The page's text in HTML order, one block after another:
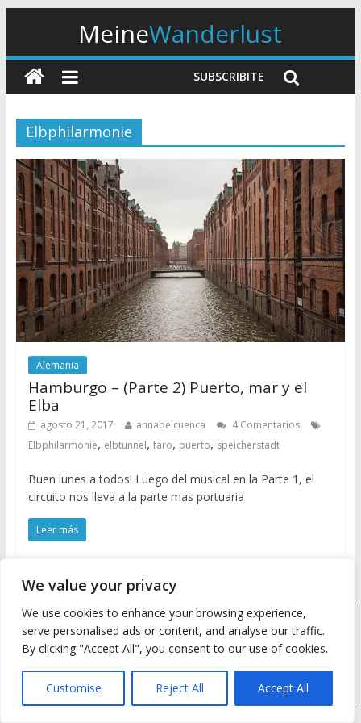
We value your privacy
We use cookies to enhance your browsing experience,
serve personalised ads or content, and analyse our traffic.
By clicking "Accept All", you consent to our use of cookies.
Customise Reject All Accept All
MeineWanderlust
SUBSCRIBITE
Elbphilarmonie
Alemania
Hamburgo – (Parte 2) Puerto, mar y el
Elba
agosto 21, 2017 annabelcuenca
4 Comentarios
Elbphilarmonie, elbtunnel, faro, puerto, speicherstadt
Buen lunes a todos! Luego del musical en la Parte 1, el
circuito nos lleva a la parte mas portuaria
Leer más
Copyright © 2026Meine Wanderlust. Todos los derechos
reservados.
Tema: ColorMag by ThemeGrill. Desarrollado con WordPress